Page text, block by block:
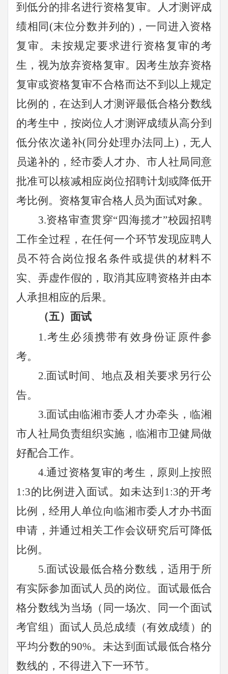
到低分的排名进行资格复审。人才测评成
绩相同(末位分数并列的)，一同进入资格
复审。未按规定要求进行资格复审的考
生，视为放弃资格复审。因考生放弃资格
复审或资格复审不合格而达不到以上规定
比例的，在达到人才测评最低合格分数线
的考生中，按岗位人才测评成绩从高分到
低分依次递补(同分处理办法同上)，无人
员递补的，经市委人才办、市人社局同意
批准可以核减相应岗位招聘计划或降低开
考比例。资格复审合格人员为面试对象。
3.资格审查贯穿“四海揽才”校园招聘
工作全过程，在任何一个环节发现应聘人
员不符合岗位报名条件或提供的材料不
实、弄虚作假的，取消其应聘资格并由本
人承担相应的后果。
（五）面试
1.考生必须携带有效身份证原件参
考。
2.面试时间、地点及相关要求另行公
告。
3.面试由临湘市委人才办牵头， 临湘
市人社局负责组织实施， 临湘市卫健局做
好配合工作。
4.通过资格复审的考生，原则上按照
1:3的比例进入面试。如未达到1:3的开考
比例，经用人单位向临湘市委 人才办书面
申请，并通过相关工作会议研究后可降低
比例。
5.面试设最低合格分数线，适用于所
有实际参加面试人员的岗位。面试最低合
格分数线为当场（同一场次、同一个面试
考官组）面试人员总成绩（有效成绩）的
平均分数的90%。未达到面试最低合格分
数线的，不得进入下一环节。